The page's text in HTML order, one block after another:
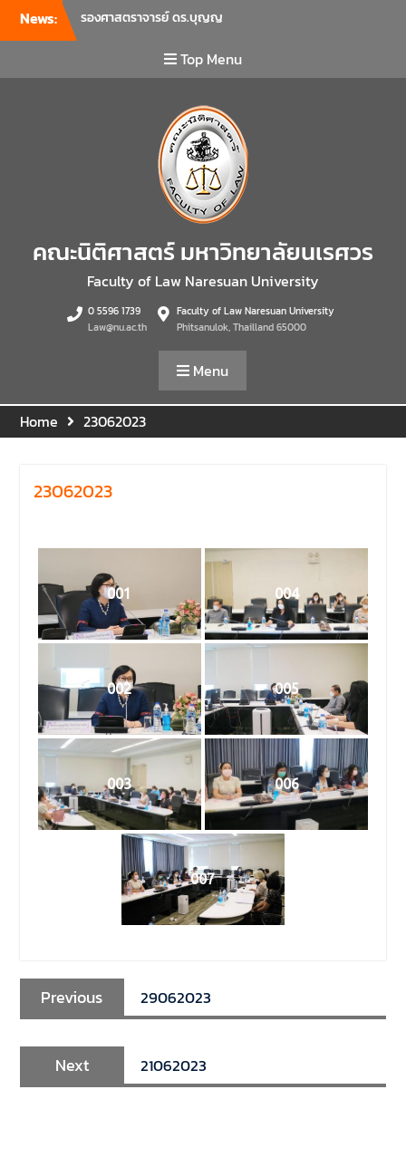
News:
รองศาสตราจารย์ ดร.บุญญ
คณะนิติศาสตร์ เป็นประธานที่
ประชุมผู้บริหารคณะพบ
เป็นการเตรียมพร้อมก่อนเปิด
ภาคเรียนต้น ปีการศึกษา 2569
พร้อมด้วยรองคณบดีทุกฝ่าย
เข้าร่วมแจ้งนโยบายแนวทาง
การบริหารงานในแต่ละด้านของ
คณะ รวมทั้งการเตรียมความ
รายวิชาวิจัยทางกฎหมาย และ
รายวิชาตรรกศาสตร์และการ
ประชุมชั้น 3 อาคารคณะ
นิติศาสตร์ มหาวิทยาลัยนเรศวร
คณะนิติศาสตร์ มหาวิทยาลัย
นเรศวร จัดโครงการเตรียม
ความพร้อมเพื่อรับมือภัยพิบัติ
และปฐมพยาบาลเบื้องต้น
ประจำปี 2569 ณ ห้อง 2-311
กิจกรรมดังกล่าวจัดขึ้นสำหรับ
ร่วมกันสร้างพื้นที่การทำงานที่
ปลอดภัย ซึ่งครอบคลุมหน่วย
งานภายในกลุ่มอาคารทั้ง 3
คณะ และ 1 กอง
คณะนิติศาสตร์ มหาวิทยาลัย
นเรศวร จัดโครงการปฐมนิเทศ
และพบผู้ปกครอง ประจำปีการ
ศึกษา 2569 โดยได้รับเกียรติ
จาก รองศาสตราจารย์ ดร.บุญ
ญรัตน์ โชคบันดาลชัย คณบดี
คณะนิติศาสตร์ ให้เกียรติเป็น
ประธานในพิธีเปิด พร้อมกล่าว
ต้อนรับและให้โอวาทแก่นิสิตใหม่
มีวัตถุประสงค์เพื่อให้ผู้ปกครอง
และนิสิตได้ทราบถึงนโยบาย
ด้านการเรียนการสอนของคณะ
นิติศาสตร์
Top Menu
คณะนิติศาสตร์ มหาวิทยาลัยนเรศวร
Faculty of Law Naresuan University
0 5596 1739
Law@nu.ac.th
Faculty of Law Naresuan University
Phitsanulok, Thailland 65000
Menu
Home 23062023
23062023
001 004
002 005
003 006
007
Previous 29062023
Next 21062023